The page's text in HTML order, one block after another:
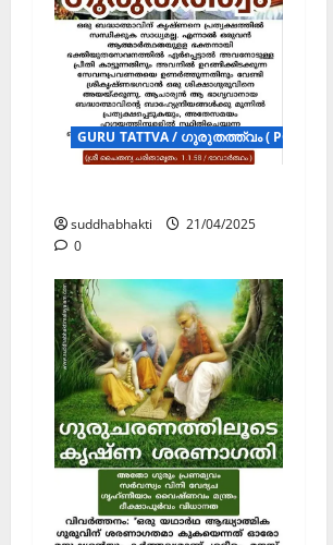
GURU TATTVA / ഗുരുതത്ത്വം ( POSTERS )
suddhabhakti
21/04/2025
0